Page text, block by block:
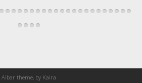
Albar theme, by Kaira